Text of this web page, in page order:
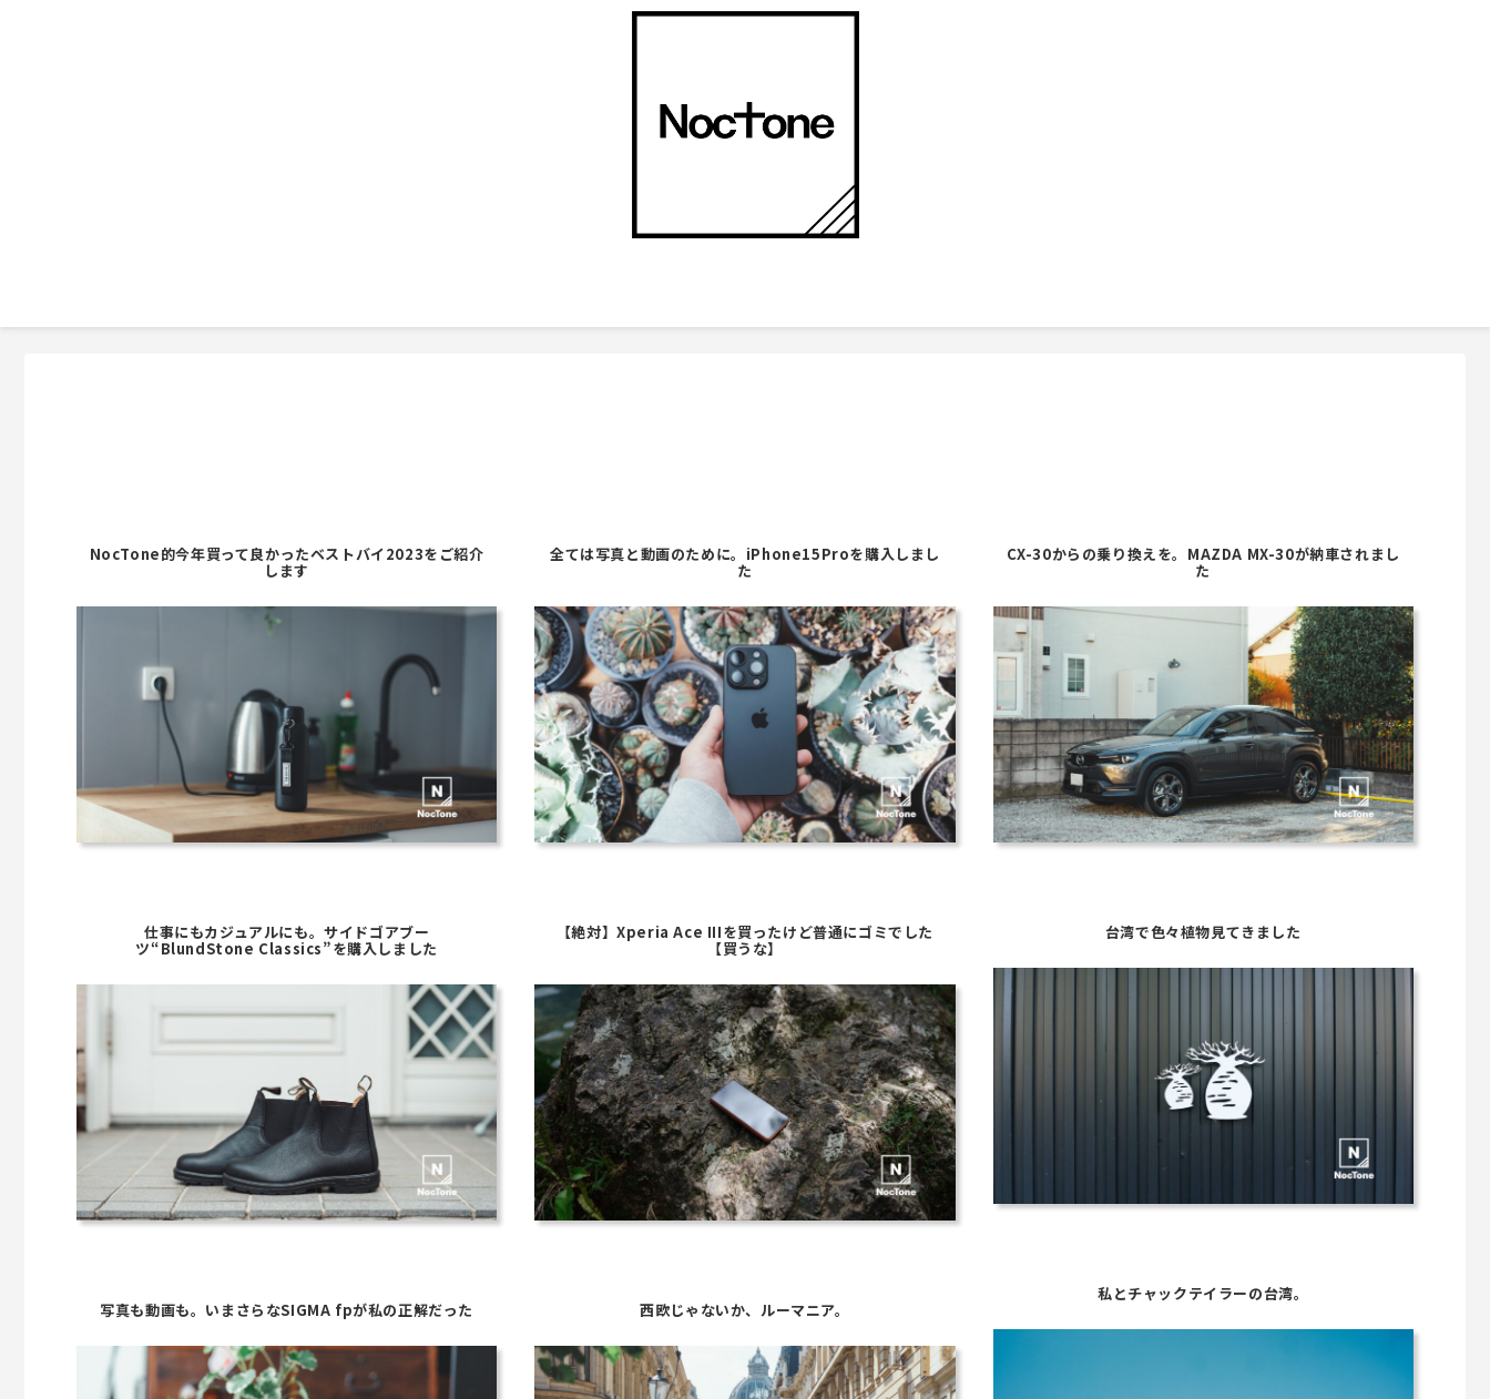
NocTone的今年買って良かったベストバイ2023をご紹介
します
全ては写真と動画のために。iPhone15Proを購入しまし
た
CX-30からの乗り換えを。MAZDA MX-30が納車されまし
た
仕事にもカジュアルにも。サイドゴアブー
ツ“BlundStone Classics”を購入しました
【絶対】Xperia Ace IIIを買ったけど普通にゴミでした
【買うな】
台湾で色々植物見てきました
私とチャックテイラーの台湾。
写真も動画も。いまさらなSIGMA fpが私の正解だった 西欧じゃないか、ルーマニア。